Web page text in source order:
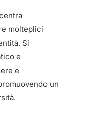
molteplici
Si
e
e
un